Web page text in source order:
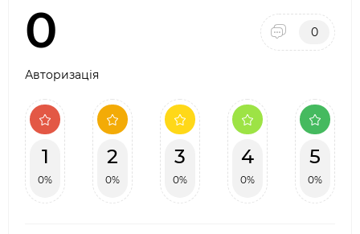
0 0
Авторизація
1
0%
2
0%
3
0%
4
0%
5
0%